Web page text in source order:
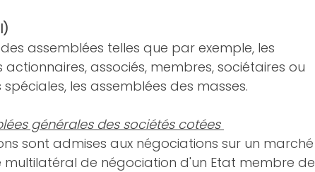
assemblées telles que par exemple, les
associés, membres, sociétaires ou
les assemblées des masses.
générales des sociétés cotées
sont admises aux négociations sur un marché
multilatéral de négociation d'un Etat membre de